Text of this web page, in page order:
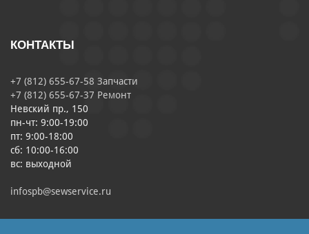
КОНТАКТЫ
+7 (812) 655-67-58 Запчасти
+7 (812) 655-67-37 Ремонт
Невский пр., 150
пн-чт: 9:00-19:00
пт: 9:00-18:00
сб: 10:00-16:00
вс: выходной
infospb@sewservice.ru